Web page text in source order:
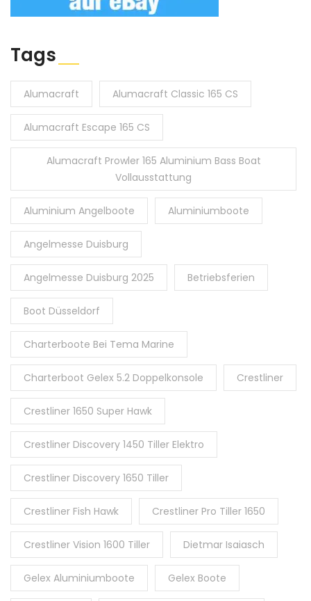
Tags
Alumacraft Alumacraft Classic 165 CS
Alumacraft Escape 165 CS
Alumacraft Prowler 165 Aluminium Bass Boat
Vollausstattung
Aluminium Angelboote Aluminiumboote
Angelmesse Duisburg
Angelmesse Duisburg 2025 Betriebsferien
Boot Düsseldorf
Charterboote Bei Tema Marine
Charterboot Gelex 5.2 Doppelkonsole Crestliner
Crestliner 1650 Super Hawk
Crestliner Discovery 1450 Tiller Elektro
Crestliner Discovery 1650 Tiller
Crestliner Fish Hawk Crestliner Pro Tiller 1650
Crestliner Vision 1600 Tiller Dietmar Isaiasch
Gelex Aluminiumboote Gelex Boote